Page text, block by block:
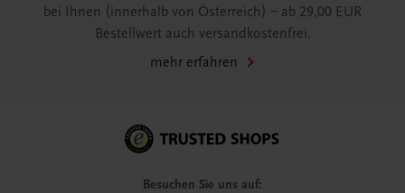
bei Ihnen (innerhalb von Österreich) – ab 29,00 EUR
Bestellwert auch versandkostenfrei.
mehr erfahren
Besuchen Sie uns auf: